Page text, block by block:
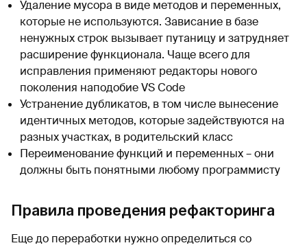
Удаление мусора в виде методов и переменных,
которые не используются. Зависание в базе
ненужных строк вызывает путаницу и затрудняет
расширение функционала. Чаще всего для
исправления применяют редакторы нового
поколения наподобие VS Code
Устранение дубликатов, в том числе вынесение
идентичных методов, которые задействуются на
разных участках, в родительский класс
Переименование функций и переменных – они
должны быть понятными любому программисту
Правила проведения рефакторинга
Еще до переработки нужно определиться со